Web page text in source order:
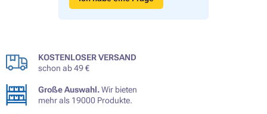
KOSTENLOSER VERSAND
schon ab 49 €
Große Auswahl.Wir bieten
mehr als 19000 Produkte.